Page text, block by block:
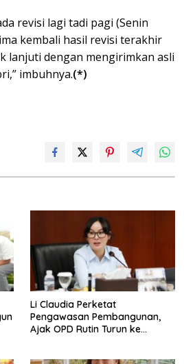
revisi lagi tadi pagi (Senin
kembali hasil revisi terakhir
lanjuti dengan mengirimkan asli
imbuhnya.(*)
Li Claudia Perketat
Pengawasan Pembangunan,
Ajak OPD Rutin Turun ke